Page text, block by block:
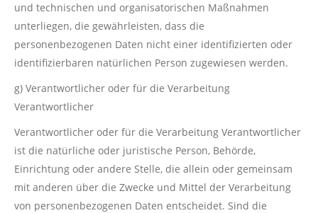
und technischen und organisatorischen Maßnahmen
unterliegen, die gewährleisten, dass die
personenbezogenen Daten nicht einer identifizierten oder
identifizierbaren natürlichen Person zugewiesen werden.
g) Verantwortlicher oder für die Verarbeitung
Verantwortlicher
Verantwortlicher oder für die Verarbeitung Verantwortlicher
ist die natürliche oder juristische Person, Behörde,
Einrichtung oder andere Stelle, die allein oder gemeinsam
mit anderen über die Zwecke und Mittel der Verarbeitung
von personenbezogenen Daten entscheidet. Sind die